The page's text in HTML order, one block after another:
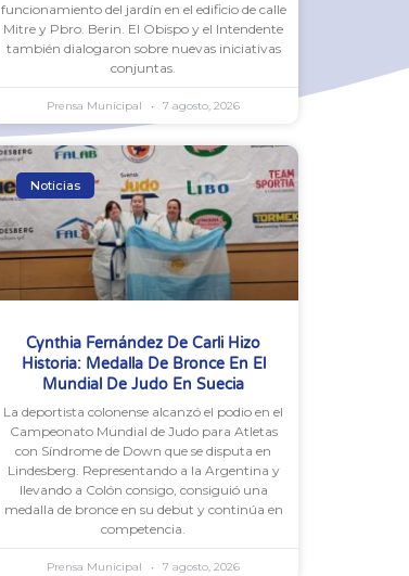
funcionamiento del jardín en el edificio de calle
Mitre y Pbro. Berin. El Obispo y el Intendente
también dialogaron sobre nuevas iniciativas
conjuntas.
Prensa Municipal 7 agosto, 2026
Noticias
Cynthia Fernández De Carli Hizo
Historia: Medalla De Bronce En El
Mundial De Judo En Suecia
La deportista colonense alcanzó el podio en el
Campeonato Mundial de Judo para Atletas
con Síndrome de Down que se disputa en
Lindesberg. Representando a la Argentina y
llevando a Colón consigo, consiguió una
medalla de bronce en su debut y continúa en
competencia.
Prensa Municipal 7 agosto, 2026